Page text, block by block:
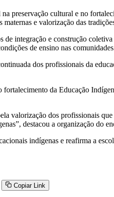
preservação cultural e no
maternas e valorização das
integração e construção
de ensino nas
dos profissionais da
da Educação
valorização dos profissionais
destacou a organização do
indígenas e reafirma a
Copiar Link